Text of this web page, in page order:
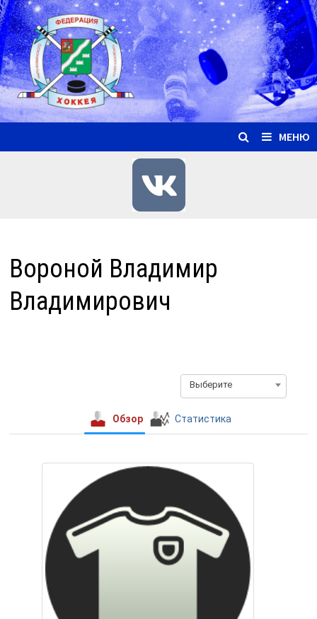
Перейти
к
содержимому
МЕНЮ
Вороной Владимир
Владимирович
Выберите
Обзор Статистика